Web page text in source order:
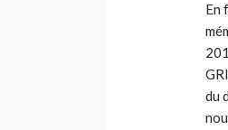
En
du